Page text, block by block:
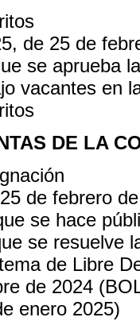
de 25 de
se aprueba
vacantes en
DE LA
de febrero
se hace
se resuelve
de Libre
de 2024
enero 2025)